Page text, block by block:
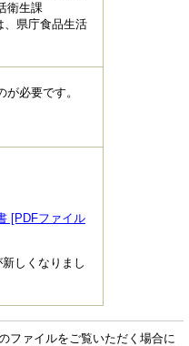
衛生課
、県庁食品生活
必要です。
[PDFファイル
しくなりまし
ファイルをご覧いただく場合に